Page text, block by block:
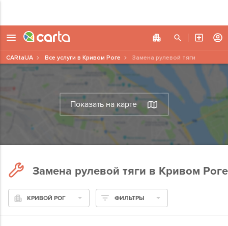
Показать на карте
CARtaUA Все услуги в Кривом Роге Замена рулевой тяги
Замена рулевой тяги в Кривом Роге
КРИВОЙ РОГ ФИЛЬТРЫ